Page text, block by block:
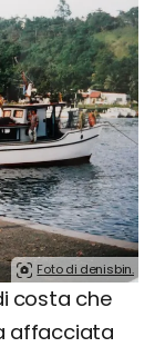
Foto di denisbin.
costa che
affacciata